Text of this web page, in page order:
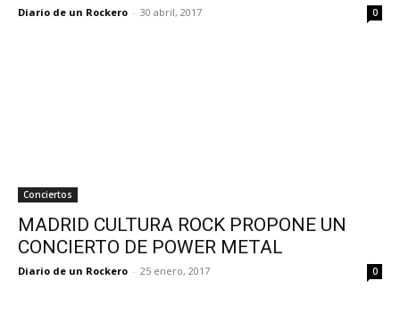
Diario de un Rockero - 30 abril, 2017 0
Conciertos
MADRID CULTURA ROCK PROPONE UN
CONCIERTO DE POWER METAL
Diario de un Rockero - 25 enero, 2017 0